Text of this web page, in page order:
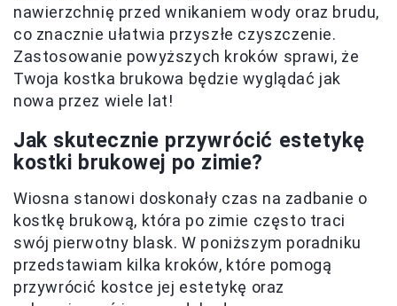
nawierzchnię przed wnikaniem wody oraz brudu,
co znacznie ułatwia przyszłe czyszczenie.
Zastosowanie powyższych kroków sprawi, że
Twoja kostka brukowa będzie wyglądać jak
nowa przez wiele lat!
Jak skutecznie przywrócić estetykę
kostki brukowej po zimie?
Wiosna stanowi doskonały czas na zadbanie o
kostkę brukową, która po zimie często traci
swój pierwotny blask. W poniższym poradniku
przedstawiam kilka kroków, które pomogą
przywrócić kostce jej estetykę oraz